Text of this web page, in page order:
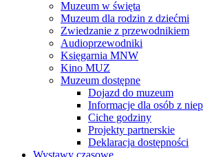
Muzeum w święta
Muzeum dla rodzin z dziećmi
Zwiedzanie z przewodnikiem
Audioprzewodniki
Księgarnia MNW
Kino MUZ
Muzeum dostępne
Dojazd do muzeum
Informacje dla osób z
Ciche godziny
Projekty partnerskie
Deklaracja dostępności
Wystawy czasowe